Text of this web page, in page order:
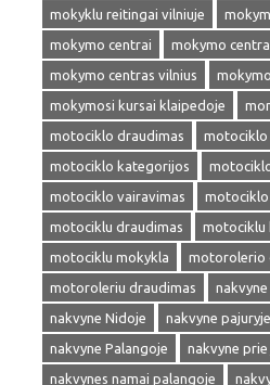
mokyklu reitingai vilniuje
mokymo centrai
mokymo
mokymo centras vilnius
mokymosi kursai klaipedoje
motociklo draudimas
motociklo
motociklo kategorijos
motociklo vairavimas
motociklo
motociklu draudimas
motociklu
motociklu mokykla
motorolerio
motoroleriu draudimas
nakvyne Nidoje
nakvyne pajuryje
nakvyne Palangoje
nakvyne prie
nakvynes namai palangoje